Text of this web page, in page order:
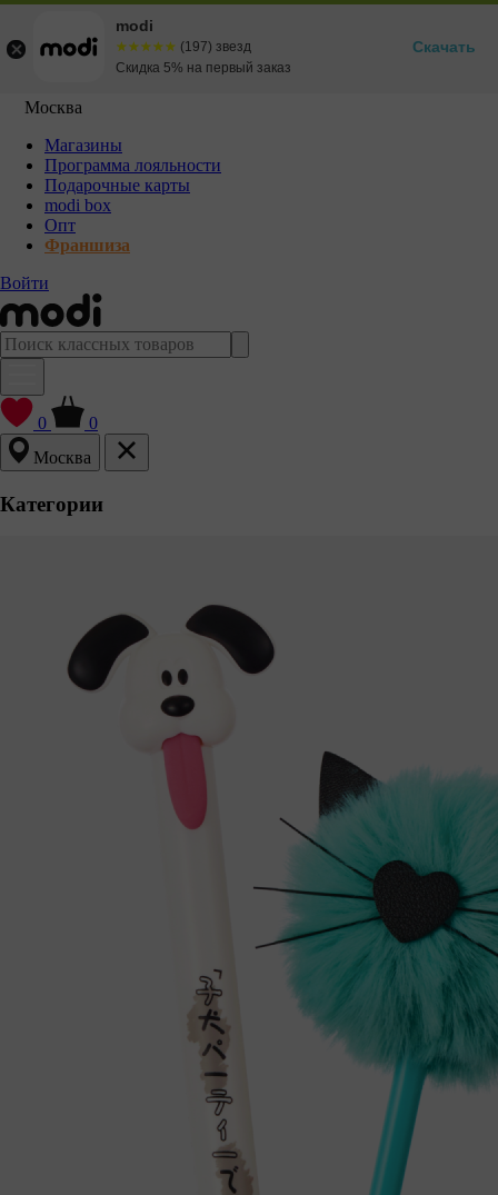
Москва
Магазины
Программа лояльности
Подарочные карты
modi box
Опт
Франшиза
Войти
0
0
Москва
Категории
modi
☆☆☆☆☆
★★★★★ (197) звезд
Скидка 5% на первый заказ
Скачать